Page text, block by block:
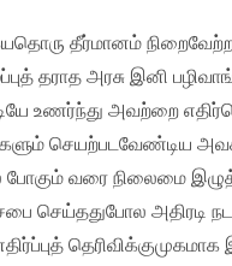
தீர்மானம்
தராத அரசு இனி
உணர்ந்து அவற்றை
செயற்படவேண்டிய
போகும் வரை நிலைமை
செய்ததுபோல அதிரடி